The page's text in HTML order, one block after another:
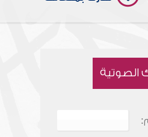
الصوتية